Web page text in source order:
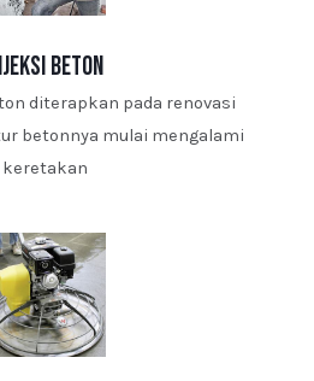
beton
diterapkan pada renovasi
betonnya mulai mengalami
keretakan